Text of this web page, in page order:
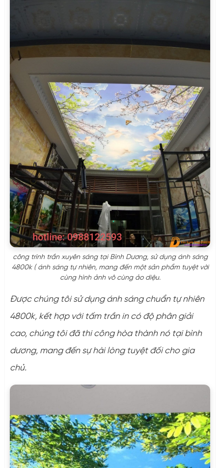
công trình trần xuyên sáng tại Bình Dương, sử dụng ánh sáng
4800k ( ánh sáng tự nhiên, mang đến một sản phẩm tuyệt vời
cùng hình ảnh vô cùng ảo diệu.
Được chúng tôi sử dụng ánh sáng chuẩn tự nhiên
4800k, kết hợp với tấm trần in có độ phân giải
cao, chúng tôi đã thi công hòa thành nó tại bình
dương, mang đến sự hài lòng tuyệt đối cho gia
chủ.